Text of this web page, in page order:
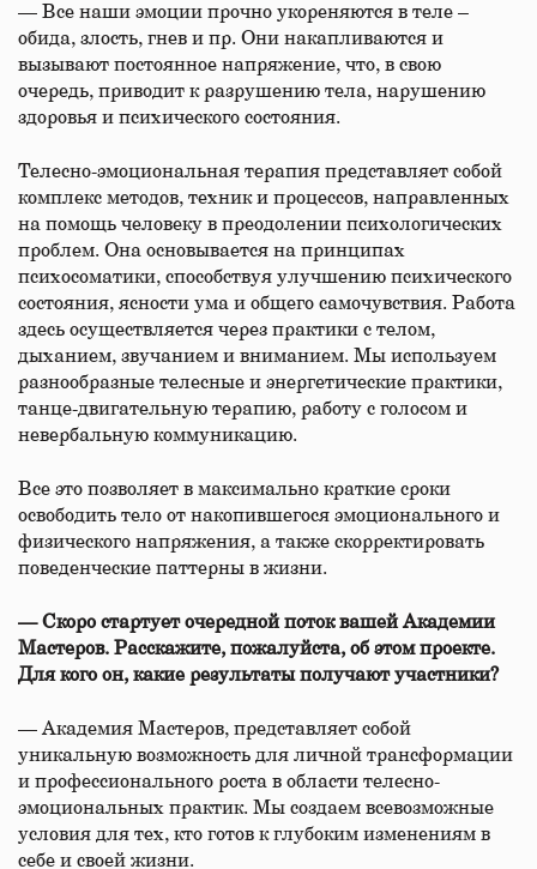
— Все наши эмоции прочно укореняются в теле –
обида, злость, гнев и пр. Они накапливаются и
вызывают постоянное напряжение, что, в свою
очередь, приводит к разрушению тела, нарушению
здоровья и психического состояния.
Телесно-эмоциональная терапия представляет собой
комплекс методов, техник и процессов, направленных
на помощь человеку в преодолении психологических
проблем. Она основывается на принципах
психосоматики, способствуя улучшению психического
состояния, ясности ума и общего самочувствия. Работа
здесь осуществляется через практики с телом,
дыханием, звучанием и вниманием. Мы используем
разнообразные телесные и энергетические практики,
танце-двигательную терапию, работу с голосом и
невербальную коммуникацию.
Все это позволяет в максимально краткие сроки
освободить тело от накопившегося эмоционального и
физического напряжения, а также скорректировать
поведенческие паттерны в жизни.
— Скоро стартует очередной поток вашей Академии
Мастеров. Расскажите, пожалуйста, об этом проекте.
Для кого он, какие результаты получают участники?
— Академия Мастеров, представляет собой
уникальную возможность для личной трансформации
и профессионального роста в области телесно-
эмоциональных практик. Мы создаем всевозможные
условия для тех, кто готов к глубоким изменениям в
себе и своей жизни.